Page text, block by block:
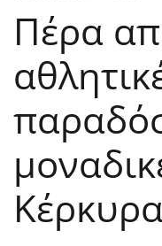
Πέρα
Κέρκυρα